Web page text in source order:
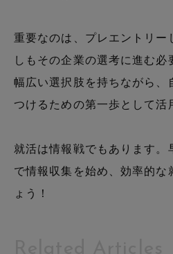
重要なのは、プレエントリー
しもその企業の選考に進む必
幅広い選択肢を持ちながら、
つけるための第一歩として活
就活は情報戦でもあります。
で情報収集を始め、効率的な
ょう！